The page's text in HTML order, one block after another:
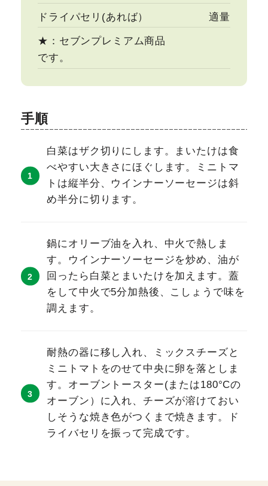
ドライパセリ(あれば） 適量
★：セブンプレミアム商品
です。
手順
白菜はザク切りにします。まいたけは食
べやすい大きさにほぐします。ミニトマ
トは縦半分、ウインナーソーセージは斜
め半分に切ります。
鍋にオリーブ油を入れ、中火で熱しま
す。ウインナーソーセージを炒め、油が
回ったら白菜とまいたけを加えます。蓋
をして中火で5分加熱後、こしょうで味を
調えます。
耐熱の器に移し入れ、ミックスチーズと
ミニトマトをのせて中央に卵を落としま
す。オーブントースター(または180°Cの
オーブン）に入れ、チーズが溶けておい
しそうな焼き色がつくまで焼きます。ド
ライバセリを振って完成です。